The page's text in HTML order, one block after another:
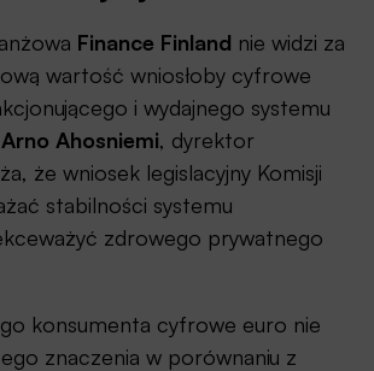
Finance Finland nie widzi za
wartość wniosłoby cyfrowe
i wydajnego systemu
Arno Ahosniemi, dyrektor
że wniosek legislacyjny Komisji
stabilności systemu
zdrowego prywatnego
konsumenta cyfrowe euro nie
znaczenia w porównaniu z